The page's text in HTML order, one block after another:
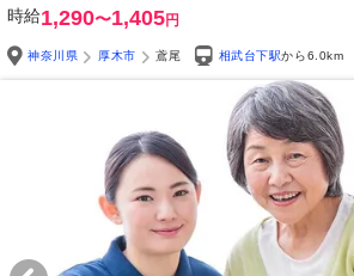
時給1,290〜1,405円
神奈川県
厚木市 鳶尾 相武台下駅から6.0km